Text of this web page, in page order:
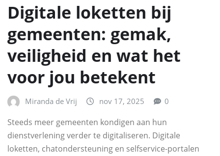
Digitale loketten bij
gemeenten: gemak,
veiligheid en wat het
voor jou betekent
Miranda de Vrij nov 17, 2025 0
Steeds meer gemeenten kondigen aan hun
dienstverlening verder te digitaliseren. Digitale
loketten, chatondersteuning en selfservice-portalen